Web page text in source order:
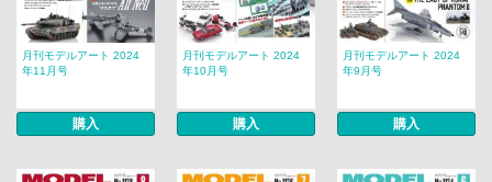
月刊モデルアート 2024
年11月号
購入
月刊モデルアート 2024
年10月号
購入
月刊モデルアート 2024
年9月号
購入